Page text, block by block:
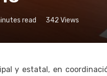
read 342 Views
y estatal, en